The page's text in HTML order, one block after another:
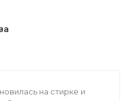
на стирке и